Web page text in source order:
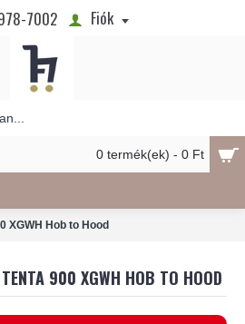
7002 Fiók
0 termék(ek) - 0 Ft
XGWH Hob to Hood
900 XGWH HOB TO HOOD